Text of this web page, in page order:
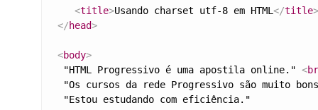
<title>Usando charset utf-8 em HTML</title>
</head>
<body>
  "HTML Progressivo é uma apostila online."
<br
"Os cursos da rede Progressivo são muito
  "Estou estudando com eficiência."